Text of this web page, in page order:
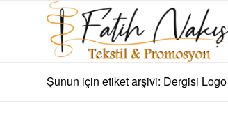
Şunun için etiket arşivi: Dergisi Logo